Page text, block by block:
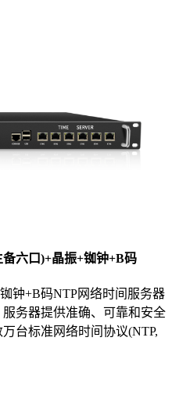
六口)+晶振+铷钟+B码
钟+B码NTP网络时间服务器
务器提供准确、可靠和安全
台标准网络时间协议(NTP,